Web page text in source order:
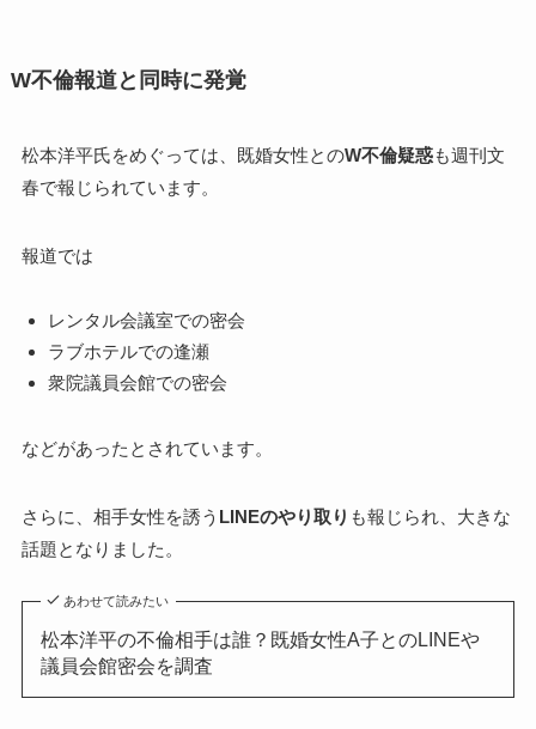
W不倫報道と同時に発覚
松本洋平氏をめぐっては、既婚女性とのW不倫疑惑も週刊文
春で報じられています。
報道では
レンタル会議室での密会
ラブホテルでの逢瀬
衆院議員会館での密会
などがあったとされています。
さらに、相手女性を誘う LINEのやり取り も報じられ、大きな
話題となりました。
あわせて読みたい
松本洋平の不倫相手は誰？既婚女性A子とのLINEや
議員会館密会を調査